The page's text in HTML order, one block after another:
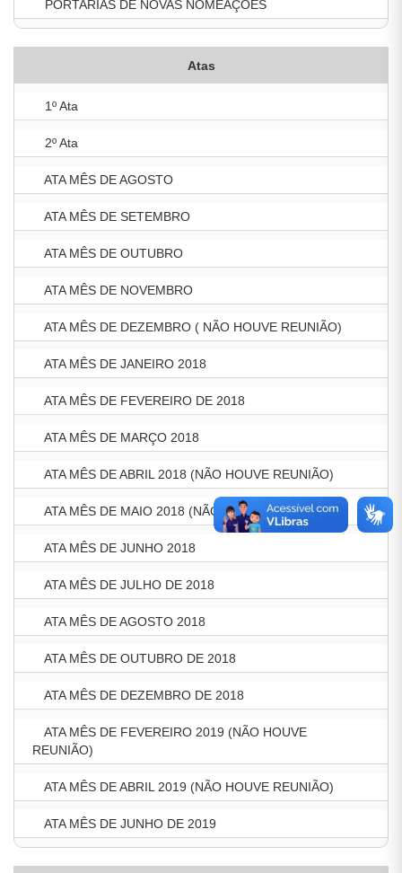
PORTARIAS DE NOVAS NOMEAÇÕES
Atas
1º Ata
2º Ata
ATA MÊS DE AGOSTO
ATA MÊS DE SETEMBRO
ATA MÊS DE OUTUBRO
ATA MÊS DE NOVEMBRO
ATA MÊS DE DEZEMBRO ( NÃO HOUVE REUNIÃO)
ATA MÊS DE JANEIRO 2018
ATA MÊS DE FEVEREIRO DE 2018
ATA MÊS DE MARÇO 2018
ATA MÊS DE ABRIL 2018 (NÃO HOUVE REUNIÃO)
ATA MÊS DE MAIO 2018 (NÃO HOUVE REUNIÃO)
ATA MÊS DE JUNHO 2018
ATA MÊS DE JULHO DE 2018
ATA MÊS DE AGOSTO 2018
ATA MÊS DE OUTUBRO DE 2018
ATA MÊS DE DEZEMBRO DE 2018
ATA MÊS DE FEVEREIRO 2019 (NÃO HOUVE
REUNIÃO)
ATA MÊS DE ABRIL 2019 (NÃO HOUVE REUNIÃO)
ATA MÊS DE JUNHO DE 2019